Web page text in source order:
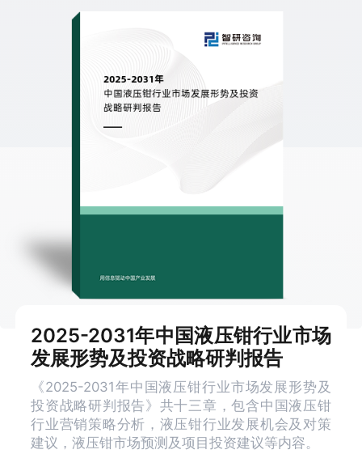
2025-2031年中国液压钳行业市场
发展形势及投资战略研判报告
《2025-2031年中国液压钳行业市场发展形势及
投资战略研判报告》共十三章，包含中国液压钳
行业营销策略分析，液压钳行业发展机会及对策
建议，液压钳市场预测及项目投资建议等内容。